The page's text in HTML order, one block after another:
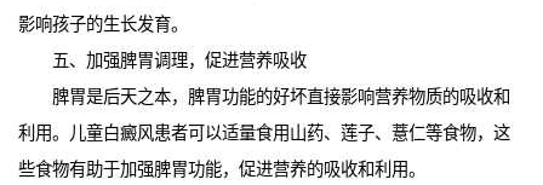
影响孩子的生长发育。
五、加强脾胃调理，促进营养吸收
脾胃是后天之本，脾胃功能的好坏直接影响营养物质的吸收和
利用。儿童白癜风患者可以适量食用山药、莲子、薏仁等食物，这
些食物有助于加强脾胃功能，促进营养的吸收和利用。